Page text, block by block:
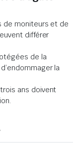
de moniteurs et de
différer
de la
la
ans doivent